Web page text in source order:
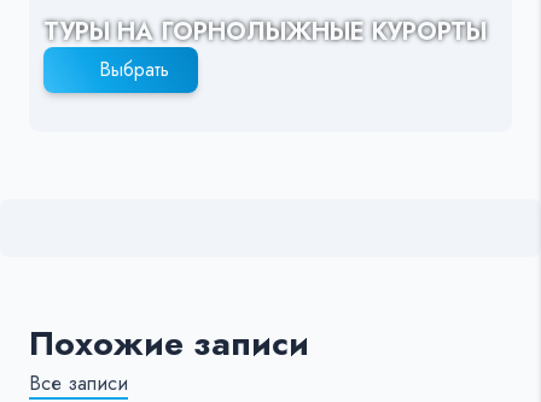
ТУРЫ НА ГОРНОЛЫЖНЫЕ КУРОРТЫ
Выбрать
Похожие записи
Все записи